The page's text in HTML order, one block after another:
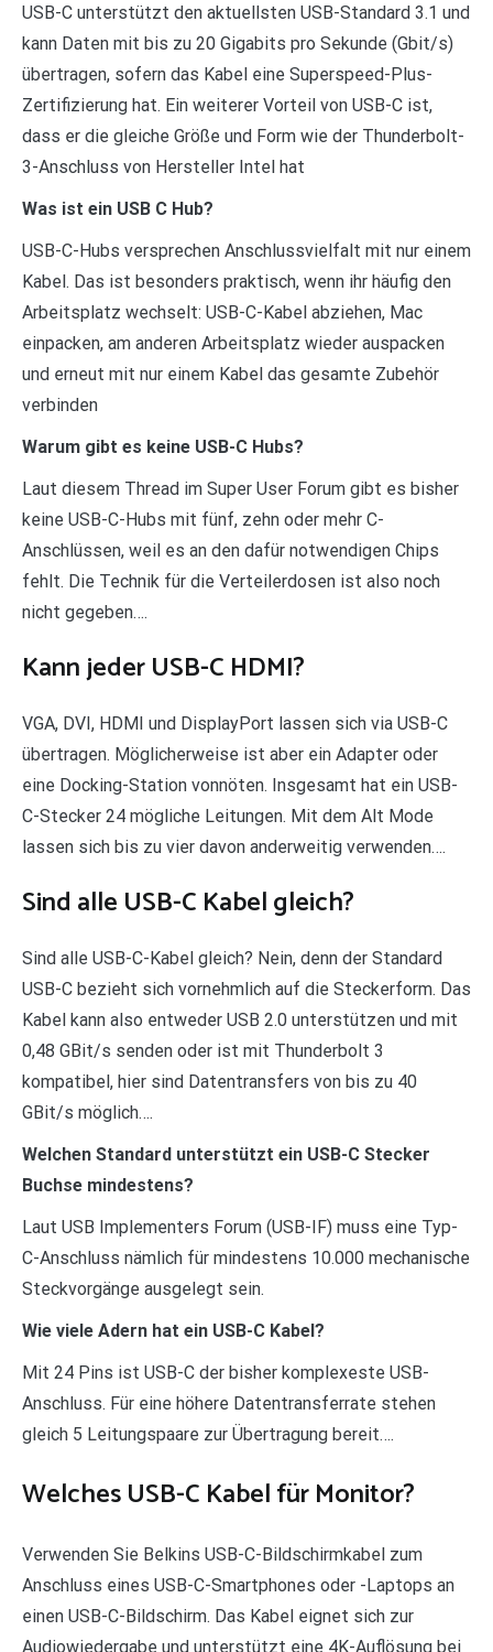
USB-C unterstützt den aktuellsten USB-Standard 3.1 und
kann Daten mit bis zu 20 Gigabits pro Sekunde (Gbit/s)
übertragen, sofern das Kabel eine Superspeed-Plus-
Zertifizierung hat. Ein weiterer Vorteil von USB-C ist,
dass er die gleiche Größe und Form wie der Thunderbolt-
3-Anschluss von Hersteller Intel hat
Was ist ein USB C Hub?
USB-C-Hubs versprechen Anschlussvielfalt mit nur einem
Kabel. Das ist besonders praktisch, wenn ihr häufig den
Arbeitsplatz wechselt: USB-C-Kabel abziehen, Mac
einpacken, am anderen Arbeitsplatz wieder auspacken
und erneut mit nur einem Kabel das gesamte Zubehör
verbinden
Warum gibt es keine USB-C Hubs?
Laut diesem Thread im Super User Forum gibt es bisher
keine USB-C-Hubs mit fünf, zehn oder mehr C-
Anschlüssen, weil es an den dafür notwendigen Chips
fehlt. Die Technik für die Verteilerdosen ist also noch
nicht gegeben….
Kann jeder USB-C HDMI?
VGA, DVI, HDMI und DisplayPort lassen sich via USB-C
übertragen. Möglicherweise ist aber ein Adapter oder
eine Docking-Station vonnöten. Insgesamt hat ein USB-
C-Stecker 24 mögliche Leitungen. Mit dem Alt Mode
lassen sich bis zu vier davon anderweitig verwenden….
Sind alle USB-C Kabel gleich?
Sind alle USB-C-Kabel gleich? Nein, denn der Standard
USB-C bezieht sich vornehmlich auf die Steckerform. Das
Kabel kann also entweder USB 2.0 unterstützen und mit
0,48 GBit/s senden oder ist mit Thunderbolt 3
kompatibel, hier sind Datentransfers von bis zu 40
GBit/s möglich….
Welchen Standard unterstützt ein USB-C Stecker
Buchse mindestens?
Laut USB Implementers Forum (USB-IF) muss eine Typ-
C-Anschluss nämlich für mindestens 10.000 mechanische
Steckvorgänge ausgelegt sein.
Wie viele Adern hat ein USB-C Kabel?
Mit 24 Pins ist USB-C der bisher komplexeste USB-
Anschluss. Für eine höhere Datentransferrate stehen
gleich 5 Leitungspaare zur Übertragung bereit….
Welches USB-C Kabel für Monitor?
Verwenden Sie Belkins USB-C-Bildschirmkabel zum
Anschluss eines USB-C-Smartphones oder -Laptops an
einen USB-C-Bildschirm. Das Kabel eignet sich zur
Audiowiedergabe und unterstützt eine 4K-Auflösung bei